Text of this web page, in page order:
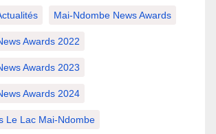
Mai-Ndombe News Awards
Awards 2022
Awards 2023
Awards 2024
Le Lac Mai-Ndombe